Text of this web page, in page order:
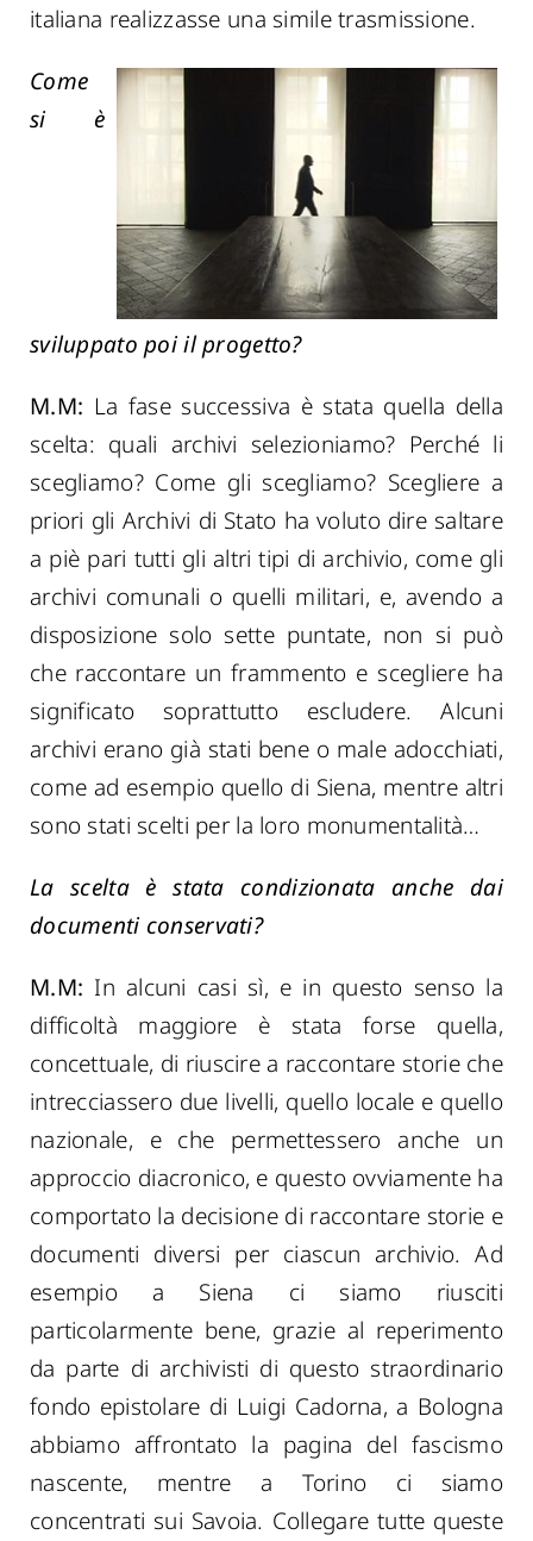
italiana realizzasse una simile trasmissione.
Come
si è
sviluppato poi il progetto?
M.M: La fase successiva è stata quella della
scelta: quali archivi selezioniamo? Perché li
scegliamo? Come gli scegliamo? Scegliere a
priori gli Archivi di Stato ha voluto dire saltare
a piè pari tutti gli altri tipi di archivio, come gli
archivi comunali o quelli militari, e, avendo a
disposizione solo sette puntate, non si può
che raccontare un frammento e scegliere ha
significato soprattutto escludere. Alcuni
archivi erano già stati bene o male adocchiati,
come ad esempio quello di Siena, mentre altri
sono stati scelti per la loro monumentalità…
La scelta è stata condizionata anche dai
documenti conservati?
M.M: In alcuni casi sì, e in questo senso la
difficoltà maggiore è stata forse quella,
concettuale, di riuscire a raccontare storie che
intrecciassero due livelli, quello locale e quello
nazionale, e che permettessero anche un
approccio diacronico, e questo ovviamente ha
comportato la decisione di raccontare storie e
documenti diversi per ciascun archivio. Ad
esempio a Siena ci siamo riusciti
particolarmente bene, grazie al reperimento
da parte di archivisti di questo straordinario
fondo epistolare di Luigi Cadorna, a Bologna
abbiamo affrontato la pagina del fascismo
nascente, mentre a Torino ci siamo
concentrati sui Savoia. Collegare tutte queste